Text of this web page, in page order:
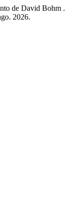
de David Bohm .
2026.